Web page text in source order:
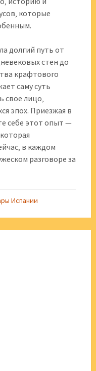
которые
долгий путь от
стен до
крафтового
саму суть
свое лицо‚
эпох. Приезжая в
себе этот опыт —
в каждом
разговоре за
Испании